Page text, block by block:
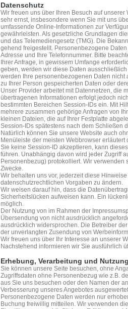
Datenschutz
Wir freuen uns über Ihren Besuch auf
sehr ernst, insbesondere wenn Sie mit uns
umfassende Online-Informationen zur
gewährleisten. Als gesetzliche Grundlagen
und das Telemediengesetz (TMG). Die
gehend freigestellt. Personenbezogene
Adresse und Ihre Telefonnummer. Bitte
Ihrer Anfrage, in gewissem Umfange
geben, werden wir diese Daten
werden Ihre personenbezogenen Daten nicht
zu Ihrer Person gespeicherten Daten oder
Unser Provider arbeitet mit Datennetzen, die
übertragenen Informationen erfolgt jedoch
bestimmten Bereichen Session-IDs ein. Mit
mehrere zusammen gehörige Anfragen von
kleinen Dateien, die auf Ihrer Festplatte
Session-IDs spätestens nach dem Schließen
Natürlich können Sie unsere Website auch
Menüleiste der meisten Webbrowser
Sie keine Session-ID akzeptieren, kann
führen. Unabhängig davon wird jeder Zugriff
Personenbezug) protokolliert. Wir
Zwecke.
Wir behalten uns vor, jederzeit diese
datenschutzrechtlichen Vorgaben zu ändern.
Wir weisen darauf hin, dass die
Sicherheitslücken aufweisen kann. Ein
möglich.
Der Nutzung von im Rahmen der
Übersendung von nicht ausdrücklich
ausdrücklich widersprochen. Die Betreiber
der unverlangten Zusendung von
Wir freuen uns über Ihr Interesse an unserer
Nachstehend informieren wir Sie ausführlich
Erhebung, Verarbeitung und
Sie können unsere Seite besuchen, ohne
Zugriffsdaten ohne Personenbezug wie z.B.
aus Sie uns besuchen oder den Namen der
Verbesserung unseres Angebotes
Personenbezogene Daten werden nur
Buchung freiwillig mitteilen. Wir verwenden